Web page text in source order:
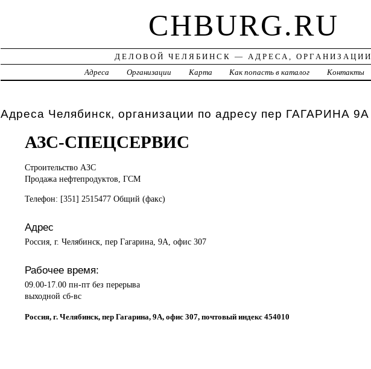
CHBURG.RU
ДЕЛОВОЙ ЧЕЛЯБИНСК — АДРЕСА, ОРГАНИЗАЦИИ
Адреса
Организации Карта Как попасть в каталог Контакты
Адреса Челябинск, организации по адресу пер ГАГАРИНА 9А
АЗС-СПЕЦСЕРВИС
Строительство АЗС
Продажа нефтепродуктов, ГСМ
Телефон: [351] 2515477 Общий (факс)
Адрес
Россия, г. Челябинск, пер Гагарина, 9А, офис 307
Рабочее время:
09.00-17.00 пн-пт без перерыва
выходной сб-вс
Россия, г. Челябинск, пер Гагарина, 9А, офис 307, почтовый индекс 454010